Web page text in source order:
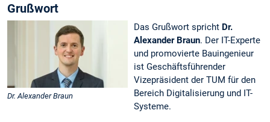
Grußwort
Dr. Alexander Braun
Das Grußwort spricht Dr.
Alexander Braun. Der IT-Experte
und promovierte Bauingenieur
ist Geschäftsführender
Vizepräsident der TUM für den
Bereich Digitalisierung und IT-
Systeme.